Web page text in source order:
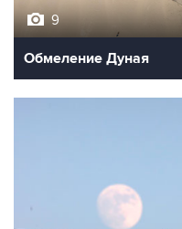
9
Обмеление Дуная